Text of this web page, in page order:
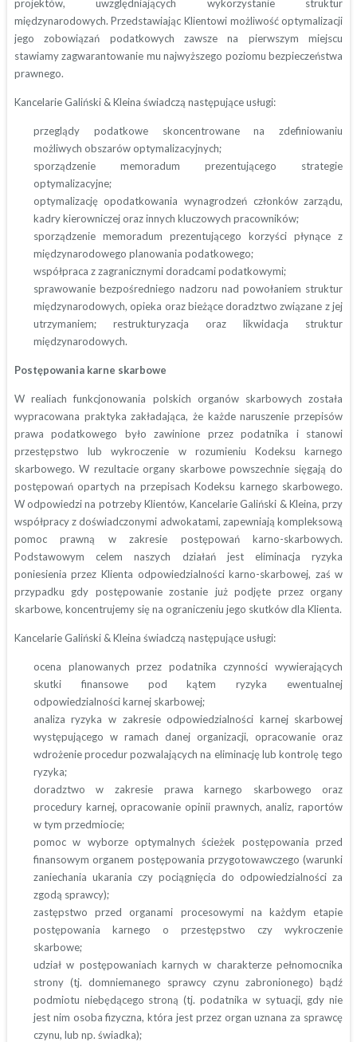
projektów, uwzględniających wykorzystanie struktur
międzynarodowych. Przedstawiając Klientowi możliwość optymalizacji
jego zobowiązań podatkowych zawsze na pierwszym miejscu
stawiamy zagwarantowanie mu najwyższego poziomu bezpieczeństwa
prawnego.
Kancelarie Galiński & Kleina świadczą następujące usługi:
przeglądy podatkowe skoncentrowane na zdefiniowaniu
możliwych obszarów optymalizacyjnych;
sporządzenie memoradum prezentującego strategie
optymalizacyjne;
optymalizację opodatkowania wynagrodzeń członków zarządu,
kadry kierowniczej oraz innych kluczowych pracowników;
sporządzenie memoradum prezentującego korzyści płynące z
międzynarodowego planowania podatkowego;
współpraca z zagranicznymi doradcami podatkowymi;
sprawowanie bezpośredniego nadzoru nad powołaniem struktur
międzynarodowych, opieka oraz bieżące doradztwo związane z jej
utrzymaniem; restrukturyzacja oraz likwidacja struktur
międzynarodowych.
Postępowania karne skarbowe
W realiach funkcjonowania polskich organów skarbowych została
wypracowana praktyka zakładająca, że każde naruszenie przepisów
prawa podatkowego było zawinione przez podatnika i stanowi
przestępstwo lub wykroczenie w rozumieniu Kodeksu karnego
skarbowego. W rezultacie organy skarbowe powszechnie sięgają do
postępowań opartych na przepisach Kodeksu karnego skarbowego.
W odpowiedzi na potrzeby Klientów, Kancelarie Galiński & Kleina, przy
współpracy z doświadczonymi adwokatami, zapewniają kompleksową
pomoc prawną w zakresie postępowań karno-skarbowych.
Podstawowym celem naszych działań jest eliminacja ryzyka
poniesienia przez Klienta odpowiedzialności karno-skarbowej, zaś w
przypadku gdy postępowanie zostanie już podjęte przez organy
skarbowe, koncentrujemy się na ograniczeniu jego skutków dla Klienta.
Kancelarie Galiński & Kleina świadczą następujące usługi:
ocena planowanych przez podatnika czynności wywierających
skutki finansowe pod kątem ryzyka ewentualnej
odpowiedzialności karnej skarbowej;
analiza ryzyka w zakresie odpowiedzialności karnej skarbowej
występującego w ramach danej organizacji, opracowanie oraz
wdrożenie procedur pozwalających na eliminację lub kontrolę tego
ryzyka;
doradztwo w zakresie prawa karnego skarbowego oraz
procedury karnej, opracowanie opinii prawnych, analiz, raportów
w tym przedmiocie;
pomoc w wyborze optymalnych ścieżek postępowania przed
finansowym organem postępowania przygotowawczego (warunki
zaniechania ukarania czy pociągnięcia do odpowiedzialności za
zgodą sprawcy);
zastępstwo przed organami procesowymi na każdym etapie
postępowania karnego o przestępstwo czy wykroczenie
skarbowe;
udział w postępowaniach karnych w charakterze pełnomocnika
strony (tj. domniemanego sprawcy czynu zabronionego) bądź
podmiotu niebędącego stroną (tj. podatnika w sytuacji, gdy nie
jest nim osoba fizyczna, która jest przez organ uznana za sprawcę
czynu, lub np. świadka);